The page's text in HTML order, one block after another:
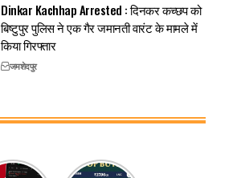
Dinkar Kachhap Arrested : दिनकर कच्छप को
बिष्टुपुर पुलिस ने एक गैर जमानती वारंट के मामले में
किया गिरफ्तार
जमशेदपुर